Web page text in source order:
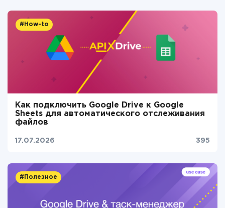
#How-to
Как подключить Google Drive к Google
Sheets для автоматического отслеживания
файлов
17.07.2026 395
#Полезное